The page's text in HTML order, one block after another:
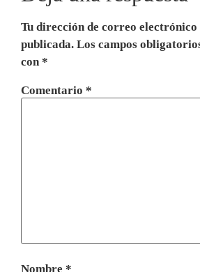
Tu dirección de correo electrónico
publicada. Los campos
con *
Comentario *
Nombre *